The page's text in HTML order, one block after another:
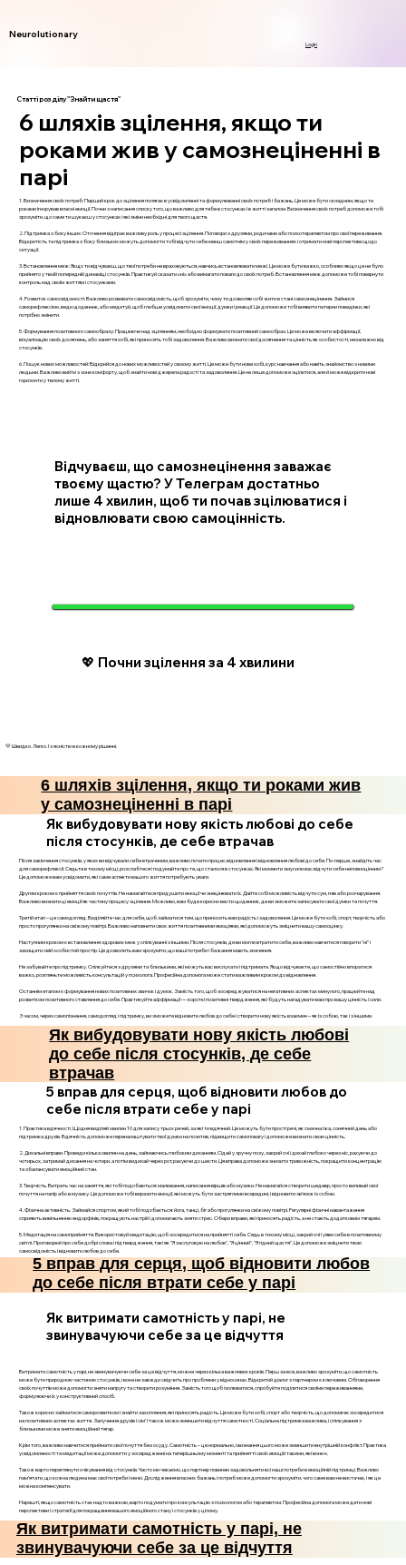
Neurolutionary
Login
Статті розділу "Знайти щастя"
6 шляхів зцілення, якщо ти
роками жив у самознеціненні в
парі
1. Визначення своїх потреб: Перший крок до зцілення полягає в усвідомленні та формулюванні своїх потреб і бажань. Це може бути складним, якщо ти
роками ігнорував власні емоції. Почни з написання списку того, що важливо для тебе в стосунках і в житті загалом. Визначення своїх потреб допоможе тобі
зрозуміти, що саме ти шукаєш у стосунках і які зміни необхідні для твого щастя.
2. Підтримка з боку інших: Оточення відіграє важливу роль у процесі зцілення. Поговори з друзями, родичами або психотерапевтом про свої переживання.
Відкритість та підтримка з боку близьких можуть допомогти тобі відчути себе менш самотнім у своїх переживаннях і отримати нові перспективи щодо
ситуації.
3. Встановлення меж: Якщо ти відчуваєш, що твої потреби не враховуються, навчись встановлювати межі. Це може бути важко, особливо якщо це не було
прийнято у твоїй попередній динаміці стосунків. Практикуй сказати «ні» або вимагати поваги до своїх потреб. Встановлення меж допоможе тобі повернути
контроль над своїм життям і стосунками.
4. Розвиток самосвідомості: Важливо розвивати самосвідомість, щоб зрозуміти, чому ти дозволяв собі жити в стані самознецінення. Займися
саморефлексією, веди щоденник, або медитуй, щоб глибше усвідомити свої емоції, думки і реакції. Це допоможе тобі виявити патерни поведінки, які
потрібно змінити.
5. Формування позитивного самообразу: Працюючи над зціленням, необхідно формувати позитивний самообраз. Це може включати аффірмації,
візуалізацію своїх досягнень, або заняття хобі, які приносять тобі задоволення. Важливо визнати свої досягнення та цінність як особистості, незалежно від
стосунків.
6. Пошук нових можливостей: Відкрийся до нових можливостей у своєму житті. Це може бути нове хобі, курс навчання або навіть знайомство з новими
людьми. Важливо вийти з зони комфорту, щоб знайти нові джерела радості та задоволення. Це не лише допоможе зцілитися, але й може відкрити нові
горизонти у твоєму житті.
Відчуваєш, що самознецінення заважає
твоєму щастю? У Телеграм достатньо
лише 4 хвилин, щоб ти почав зцілюватися і
відновлювати свою самоцінність.
💖 Почни зцілення за 4 хвилини
💛 Швидко. Легко. І з ясністю в кожному рішенні.
6 шляхів зцілення, якщо ти роками жив
у самознеціненні в парі
Як вибудовувати нову якість любові до себе
після стосунків, де себе втрачав
Після закінчення стосунків, у яких ви відчували себе втраченим, важливо почати процес відновлення і відновлення любові до себе. По-перше, знайдіть час
для саморефлексії. Сядьте в тихому місці, розслабтеся і подумайте про те, що сталося в стосунках. Які моменти змусили вас відчути себе неповноцінним?
Це допоможе вам усвідомити, які саме аспекти вашого життя потребують уваги.
Другим кроком є прийняття своїх почуттів. Не намагайтеся придушити емоції чи знецінювати їх. Дайте собі можливість відчути сум, гнів або розчарування.
Важливо визнати ці емоції як частину процесу зцілення. Можливо, вам буде корисно вести щоденник, де ви зможете записувати свої думки та почуття.
Третій етап – це самодогляд. Виділяйте час для себе, щоб займатися тим, що приносить вам радість і задоволення. Це може бути хобі, спорт, творчість або
просто прогулянки на свіжому повітрі. Важливо наповнити своє життя позитивними емоціями, які допоможуть зміцнити вашу самооцінку.
Наступним кроком є встановлення здорових меж у спілкуванні з іншими. Після стосунків, де ви могли втратити себе, важливо навчитися говорити "ні" і
захищати свій особистий простір. Це дозволить вам зрозуміти, що ваші потреби і бажання мають значення.
Не забувайте про підтримку. Спілкуйтеся з друзями та близькими, які можуть вас вислухати і підтримати. Якщо відчуваєте, що самостійно впоратися
важко, розгляньте можливість консультацій у психолога. Професійна допомога може стати важливим кроком до відновлення.
Останнім етапом є формування нових позитивних звичок і думок. Замість того, щоб зосереджуватися на негативних аспектах минулого, працюйте над
розвитком позитивного ставлення до себе. Практикуйте аффірмації — короткі позитивні твердження, які будуть нагадувати вам про вашу цінність і сили.
З часом, через самопізнання, самодогляд і підтримку, ви зможете відновити любов до себе і створити нову якість взаємин – як із собою, так і з іншими.
Як вибудовувати нову якість любові
до себе після стосунків, де себе
втрачав
5 вправ для серця, щоб відновити любов до
себе після втрати себе у парі
1. Практика вдячності. Щодня виділяй хвилин 10 для запису трьох речей, за які ти вдячний. Це можуть бути прості речі, як смачна їжа, сонячний день або
підтримка друзів. Вдячність допоможе переналаштувати твої думки на позитив, підвищити самоповагу і допоможе визнати свою цінність.
2. Дихальні вправи. Проведи кілька хвилин на день, займаючись глибоким диханням. Сідай у зручну позу, закрий очі і дихай глибоко через ніс, рахуючи до
чотирьох, затримай дихання на чотири, а потім видихай через рот, рахуючи до шести. Ця вправа допоможе знизити тривожність, покращити концентрацію
та збалансувати емоційний стан.
3. Творчість. Витрать час на заняття, які тобі подобаються: малювання, написання віршів або музики. Не намагайся створити шедевр, просто виливай свої
почуття на папір або в музику. Це допоможе тобі виразити емоції, які можуть бути застряглими всередині, і відновити зв’язок із собою.
4. Фізична активність. Займайся спортом, який тобі подобається: йога, танці, біг або прогулянки на свіжому повітрі. Регулярні фізичні навантаження
сприяють вивільненню ендорфінів, покращують настрій і допомагають зняти стрес. Обери вправи, які приносять радість, а не стають додатковим тягарем.
5. Медитація на самоприйняття. Використовуй медитацію, щоб зосередитися на прийнятті себе. Сядь в тихому місці, закрий очі і уяви себе в позитивному
світлі. Проговорюй про себе добрі слова і підтвердження, такі як "Я заслуговую на любов", "Я цінний", "Я гідний щастя". Це допоможе зміцнити твою
самосвідомість і відновити любов до себе.
5 вправ для серця, щоб відновити любов
до себе після втрати себе у парі
Як витримати самотність у парі, не
звинувачуючи себе за це відчуття
Витримати самотність у парі, не звинувачуючи себе за це відчуття, можна через кілька важливих кроків. Перш за все, важливо зрозуміти, що самотність
може бути природною частиною стосунків, і вона не завжди свідчить про проблеми у відносинах. Відкритий діалог з партнером є ключовим. Обговорення
своїх почуттів може допомогти зняти напругу та створити розуміння. Замість того щоб ізолюватися, спробуйте поділитися своїми переживаннями,
формулюючи їх у конструктивний спосіб.
Також корисно займатися саморозвитком і знайти захоплення, які приносять радість. Це може бути хобі, спорт або творчість, що допомагає зосередитися
на позитивних аспектах життя. Залучення друзів і сім'ї також може зменшити відчуття самотності. Соціальна підтримка важлива, і спілкування з
близькими може зняти емоційний тягар.
Крім того, важливо навчитися приймати свої почуття без осуду. Самотність – це нормально, і визнання цього може зменшити внутрішній конфлікт. Практика
усвідомленості та медитації може допомогти у зосередженні на теперішньому моменті та прийнятті своїх емоцій такими, які вони є.
Також варто переглянути очікування від стосунків. Часто ми чекаємо, що партнер повинен задовольняти всі наші потреби в емоційній підтримці. Важливо
пам’ятати, що кожна людина має свої потреби і межі. Дослідження власних бажань і потреб може допомогти зрозуміти, чого саме вам не вистачає, і як це
можна компенсувати.
Нарешті, якщо самотність стає надто важкою, варто подумати про консультацію з психологом або терапевтом. Професійна допомога може дати нові
перспективи і стратегії для покращення вашого емоційного стану і стосунків у цілому.
Як витримати самотність у парі, не
звинувачуючи себе за це відчуття